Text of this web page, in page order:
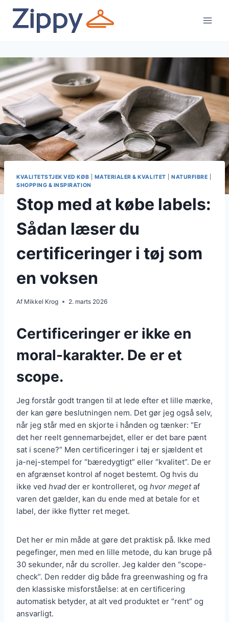
indhold
KVALITETSTJEK VED KØB MATERIALER & KVALITET |NATURFIBRE
SHOPPING & INSPIRATION
Stop med at købe labels:
Sådan læser du
certificeringer i tøj som
en voksen
Af Mikkel Krog 2. marts 2026
Certificeringer er ikke en
moral-karakter. De er et
scope.
Jeg forstår godt trangen til at lede efter et lille mærke,
der kan gøre beslutningen nem. Det gør jeg også selv,
når jeg står med en skjorte i hånden og tænker: “Er
det her reelt gennemarbejdet, eller er det bare pænt
sat i scene?” Men certificeringer i tøj er sjældent et
ja-nej-stempel for “bæredygtigt” eller “kvalitet”. De er
en afgrænset kontrol af noget bestemt. Og hvis du
ikke ved hvad der er kontrolleret, og hvor megetaf
varen det gælder, kan du ende med at betale for et
label, der ikke flytter ret meget.
Det her er min måde at gøre det praktisk på. Ikke med
pegefinger, men med en lille metode, du kan bruge på
30 sekunder, når du scroller. Jeg kalder den “scope-
check”. Den redder dig både fra greenwashing og fra
den klassiske misforståelse: at en certificering
automatisk betyder, at alt ved produktet er “rent” og
ansvarligt.